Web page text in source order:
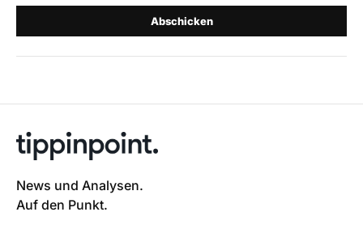
Abschicken
News und Analysen.
Auf den Punkt.